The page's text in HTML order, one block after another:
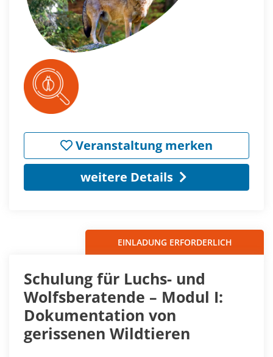
Veranstaltung merken
weitere Details
EINLADUNG ERFORDERLICH
Schulung für Luchs- und
Wolfsberatende – Modul I:
Dokumentation von
gerissenen Wildtieren